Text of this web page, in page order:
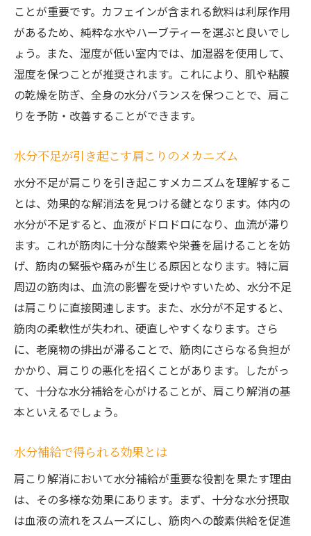
肩こりを軽減する水分補給のステップ
水分補給による肩の痛みの予防
肩こりに効く飲み物とその効果
水分補給で肩こりを撃退する方法
肩の痛みを軽減するための水分補給計画
肩こりをすっきり解消するための水分補給の重
要性
肩こり解消には水分が不可欠な理由
水分補給で肩こりを改善する方法
肩こりと水分の深い関係を理解する
水分補給で肩の柔軟性を取り戻す
肩こり解消に役立つ水分管理法
水分補給と肩こり改善の実例
驚くほど簡単に肩こりを解消する水分補給のコ
肩こり解消のための水分補給入門
日常でできる水分補給の工夫
水分補給で肩こりを未然に防ぐ
肩こり改善のための毎日の水分ルーティン
肩こりを和らげるための簡単な水分補給法
ことが重要です。カフェインが含まれる飲料は利尿作用
があるため、純粋な水やハーブティーを選ぶと良いでし
ょう。また、湿度が低い室内では、加湿器を使用して、
湿度を保つことが推奨されます。これにより、肌や粘膜
の乾燥を防ぎ、全身の水分バランスを保つことで、肩こ
りを予防・改善することができます。
水分不足が引き起こす肩こりのメカニズム
水分不足が肩こりを引き起こすメカニズムを理解するこ
とは、効果的な解消法を見つける鍵となります。体内の
水分が不足すると、血液がドロドロになり、血流が滞り
ます。これが筋肉に十分な酸素や栄養を届けることを妨
げ、筋肉の緊張や痛みが生じる原因となります。特に肩
周辺の筋肉は、血流の影響を受けやすいため、水分不足
は肩こりに直接関連します。また、水分が不足すると、
筋肉の柔軟性が失われ、硬直しやすくなります。さら
に、老廃物の排出が滞ることで、筋肉にさらなる負担が
かかり、肩こりの悪化を招くことがあります。したがっ
て、十分な水分補給を心がけることが、肩こり解消の基
本といえるでしょう。
水分補給で得られる効果とは
肩こり解消において水分補給が重要な役割を果たす理由
は、その多様な効果にあります。まず、十分な水分摂取
は血液の流れをスムーズにし、筋肉への酸素供給を促進